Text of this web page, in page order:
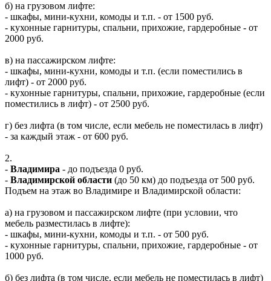
б) на грузовом лифте:
- шкафы, мини-кухни, комоды и т.п. - от 1500 руб.
- кухонные гарнитуры, спальни, прихожие, гардеробные - от
2000 руб.
в) на пассажирском лифте:
- шкафы, мини-кухни, комоды и т.п. (если поместились в
лифт) - от 2000 руб.
- кухонные гарнитуры, спальни, прихожие, гардеробные (если
поместились в лифт) - от 2500 руб.
г) без лифта (в том числе, если мебель не поместилась в лифт)
- за каждый этаж - от 600 руб.
2.
- Владимира - до подъезда 0 руб.
- Владимирской области (до 50 км) до подъезда от 500 руб.
Подъем на этаж во Владимире и Владимирской области:
а) на грузовом и пассажирском лифте (при условии, что
мебель разместилась в лифте):
- шкафы, мини-кухни, комоды и т.п. - от 500 руб.
- кухонные гарнитуры, спальни, прихожие, гардеробные - от
1000 руб.
б) без лифта (в том числе, если мебель не поместилась в лифт)